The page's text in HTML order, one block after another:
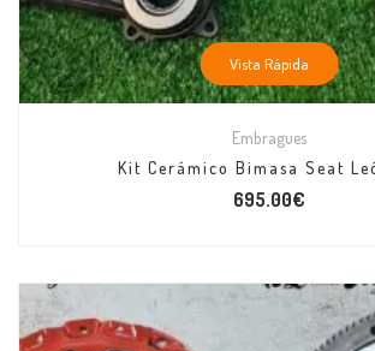
Vista Rápida
Embragues
Kit Cerámico Bimasa Seat
695.00€